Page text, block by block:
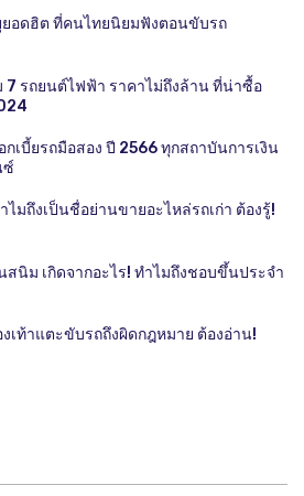
อดฮิต ที่คนไทยนิยมฟังตอนขับรถ
7 รถยนต์ไฟฟ้า ราคาไม่ถึงล้าน ที่น่าซื้อ
กเบี้ยรถมือสอง ปี 2566 ทุกสถาบันการเงิน
ซ์
ไมถึงเป็นชื่อย่านขายอะไหล่รถเก่า ต้องรู้!
สนิม เกิดจากอะไร! ทำไมถึงชอบขึ้นประจำ
เท้าแตะขับรถถึงผิดกฎหมาย ต้องอ่าน!